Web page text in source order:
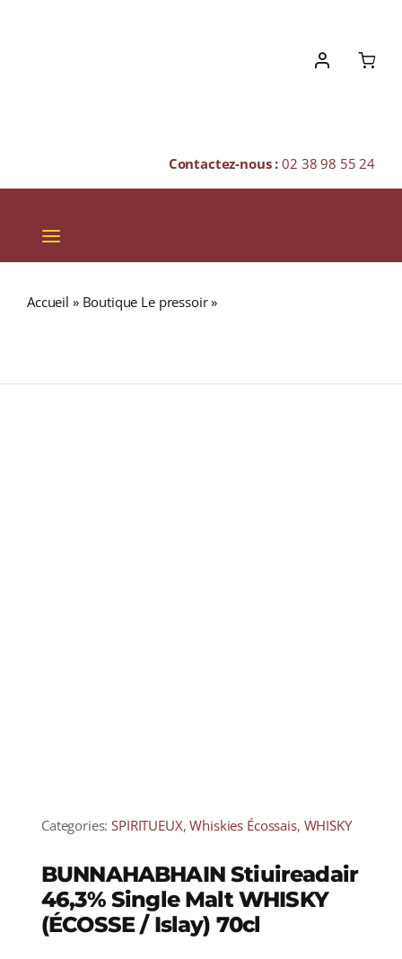
Contactez-nous :02 38 98 55 24
Toggle
Navigation
Accueil » Boutique Le pressoir»
Categories:SPIRITUEUX,Whiskies Écossais, WHISKY
BUNNAHABHAIN Stiuireadair
46,3% Single Malt WHISKY
(ÉCOSSE / Islay) 70cl